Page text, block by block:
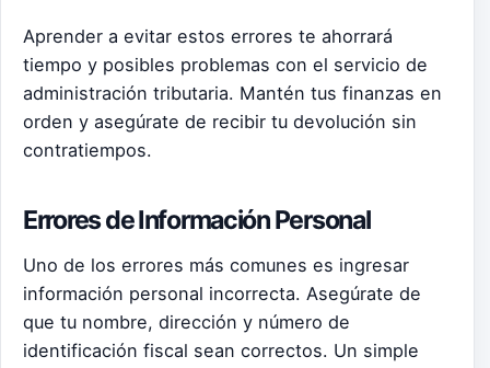
Aprender a evitar estos errores te ahorrará
tiempo y posibles problemas con el servicio de
administración tributaria. Mantén tus finanzas en
orden y asegúrate de recibir tu devolución sin
contratiempos.
Errores de Información Personal
Uno de los errores más comunes es ingresar
información personal incorrecta. Asegúrate de
que tu nombre, dirección y número de
identificación fiscal sean correctos. Un simple